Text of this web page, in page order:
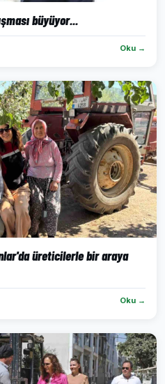
büyüyor...
Oku →
üreticilerle bir araya
Oku →